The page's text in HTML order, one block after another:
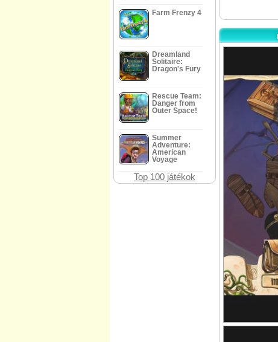
Farm Frenzy 4
Dreamland
Solitaire:
Dragon's Fury
Rescue Team:
Danger from
Outer Space!
Summer
Adventure:
American
Voyage
Top 100 játékok